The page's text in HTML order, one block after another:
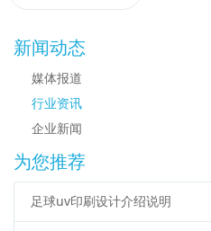
新闻动态
媒体报道
行业资讯
企业新闻
为您推荐
足球uv印刷设计介绍说明